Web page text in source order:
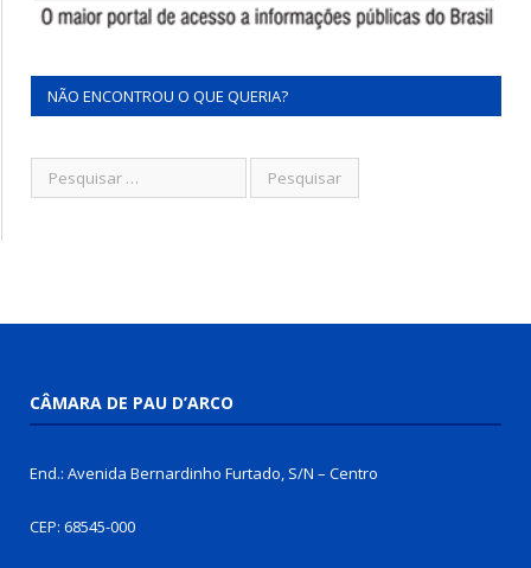
NÃO ENCONTROU O QUE QUERIA?
CÂMARA DE PAU D’ARCO
End.: Avenida Bernardinho Furtado, S/N – Centro
CEP: 68545-000